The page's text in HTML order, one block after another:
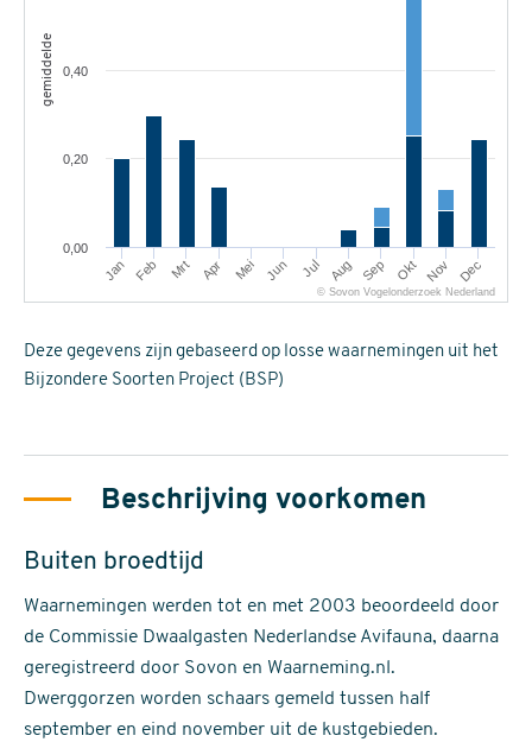
gemiddelde
Jan Feb Mrt Apr Mei Jun Jul Aug Sep Okt Nov Dec
0,00
0,20
0,40
© Sovon Vogelonderzoek Nederland
Deze gegevens zijn gebaseerd op losse waarnemingen uit het
Bijzondere Soorten Project (BSP)
Beschrijving voorkomen
Buiten broedtijd
Waarnemingen werden tot en met 2003 beoordeeld door
de Commissie Dwaalgasten Nederlandse Avifauna, daarna
geregistreerd door Sovon en Waarneming.nl.
Dwerggorzen worden schaars gemeld tussen half
september en eind november uit de kustgebieden.